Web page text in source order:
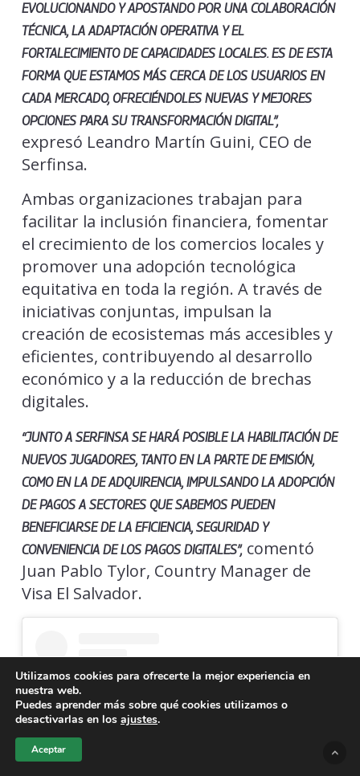
EVOLUCIONANDO Y APOSTANDO POR UNA COLABORACIÓN
TÉCNICA, LA ADAPTACIÓN OPERATIVA Y EL
FORTALECIMIENTO DE CAPACIDADES LOCALES. ES DE ESTA
FORMA QUE ESTAMOS MÁS CERCA DE LOS USUARIOS EN
CADA MERCADO, OFRECIÉNDOLES NUEVAS Y MEJORES
OPCIONES PARA SU TRANSFORMACIÓN DIGITAL”,
expresó Leandro Martín Guini, CEO de
Serfinsa.
Ambas organizaciones trabajan para
facilitar la inclusión financiera, fomentar
el crecimiento de los comercios locales y
promover una adopción tecnológica
equitativa en toda la región. A través de
iniciativas conjuntas, impulsan la
creación de ecosistemas más accesibles y
eficientes, contribuyendo al desarrollo
económico y a la reducción de brechas
digitales.
“JUNTO A SERFINSA SE HARÁ POSIBLE LA HABILITACIÓN DE
NUEVOS JUGADORES, TANTO EN LA PARTE DE EMISIÓN,
COMO EN LA DE ADQUIRENCIA, IMPULSANDO LA ADOPCIÓN
DE PAGOS A SECTORES QUE SABEMOS PUEDEN
BENEFICIARSE DE LA EFICIENCIA, SEGURIDAD Y
CONVENIENCIA DE LOS PAGOS DIGITALES”,comentó
Juan Pablo Tylor, Country Manager de
Visa El Salvador.
Utilizamos cookies para ofrecerte la mejor experiencia en
nuestra web.
Puedes aprender más sobre qué cookies utilizamos o
desactivarlas en los ajustes.
Aceptar